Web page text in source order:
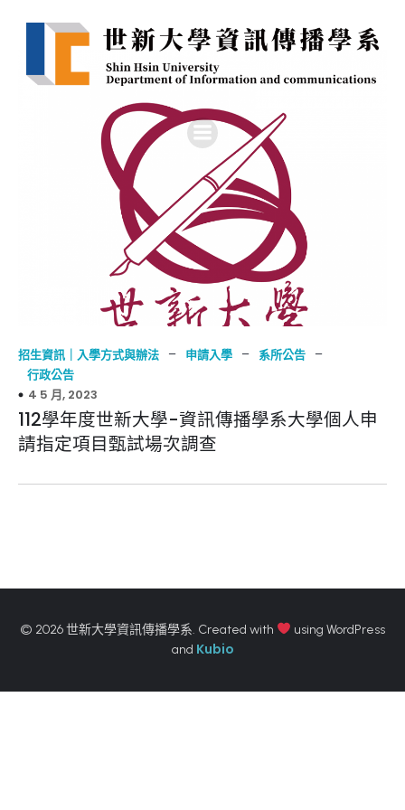
招生資訊｜入學方式與辦法 – 申請入學 – 系所公告 –
行政公告
4 5 月, 2023
112學年度世新大學-資訊傳播學系大學個人申
請指定項目甄試場次調查
© 2026 世新大學資訊傳播學系. Created with
using WordPress
and Kubio